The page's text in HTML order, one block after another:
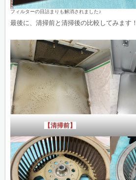
フィルターの目詰まりも解消されました♪
最後に、清掃前と清掃後の比較してみます！
【清掃前】